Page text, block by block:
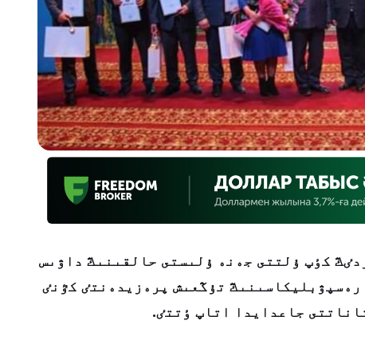
كٶپ ۇلتتى جەنە ۇلىستى حالقىنىڭ داۋىس
رەسپۋبليكاسىنىڭ تۇڭعىش پرەزيدەنتٸ كٷنٸ
جاعدايدا اتاپ ٶتتٸ.